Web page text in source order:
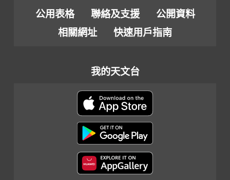
公用表格 聯絡及支援
公開資料
相關網址
快速用戶指南
我的天文台